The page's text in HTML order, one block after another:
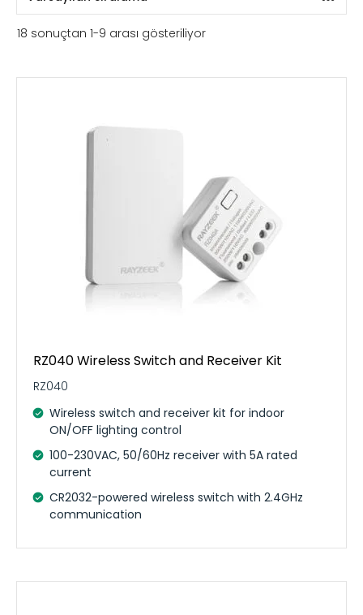
18 sonuçtan 1-9 arası gösteriliyor
RZ040 Wireless Switch and Receiver Kit
RZ040
Wireless switch and receiver kit for indoor
ON/OFF lighting control
100-230VAC, 50/60Hz receiver with 5A rated
current
CR2032-powered wireless switch with 2.4GHz
communication